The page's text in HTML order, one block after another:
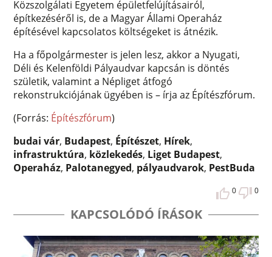
Közszolgálati Egyetem épületfelújításairól,
építkezéséről is, de a Magyar Állami Operaház
építésével kapcsolatos költségeket is átnézik.
Ha a főpolgármester is jelen lesz, akkor a Nyugati,
Déli és Kelenföldi Pályaudvar kapcsán is döntés
születik, valamint a Népliget átfogó
rekonstrukciójának ügyében is – írja az Építészfórum.
(Forrás: Építészfórum)
budai vár, Budapest, Építészet, Hírek,
infrastruktúra, közlekedés, Liget Budapest,
Operaház, Palotanegyed, pályaudvarok, PestBuda
0 0
KAPCSOLÓDÓ ÍRÁSOK